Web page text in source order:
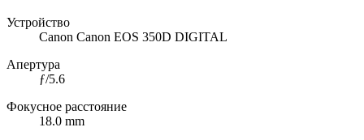
Устройство
Canon Canon EOS 350D DIGITAL
Апертура
ƒ/5.6
Фокусное расстояние
18.0 mm